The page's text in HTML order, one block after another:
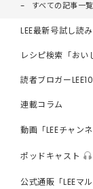
すべての記事一覧
LEE最新号試し読み
レシピ検索「おい
読者ブロガー
連載コラム
動画「LEEチャン
ポッドキャスト
公式通販「LEEマル